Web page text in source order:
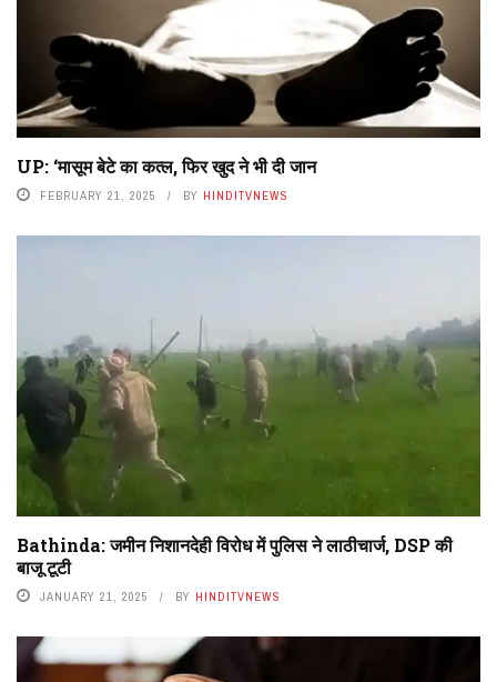
UP: ‘मासूम बेटे का कत्ल, फिर खुद ने भी दी जान
FEBRUARY 21, 2025 BY HINDITVNEWS
Bathinda: जमीन निशानदेही विरोध में पुलिस ने लाठीचार्ज, DSP की
बाजू टूटी
JANUARY 21, 2025 BY HINDITVNEWS